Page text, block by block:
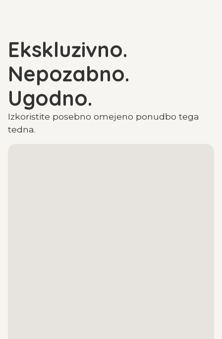
Ekskluzivno.
Nepozabno.
Ugodno.
Izkoristite posebno omejeno ponudbo tega
tedna.